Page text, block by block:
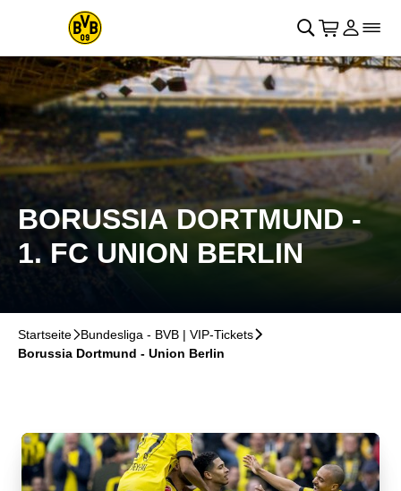
Navigation überspringen
􀊫 􀍩 Login
􀉩􀌇
BORUSSIA DORTMUND -
1. FC UNION BERLIN
Startseite􀆊Bundesliga - BVB | VIP-Tickets􀆊
Borussia Dortmund - Union Berlin